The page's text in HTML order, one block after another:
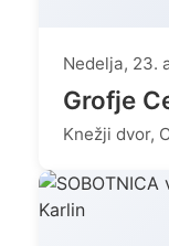
Nedelja, 23.
Grofje
Knežji dvor,